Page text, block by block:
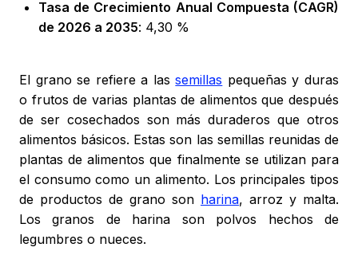
Tasa de Crecimiento Anual Compuesta (CAGR)
de 2026 a 2035: 4,30 %
El grano se refiere a lassemillas pequeñas y duras
o frutos de varias plantas de alimentos que después
de ser cosechados son más duraderos que otros
alimentos básicos. Estas son las semillas reunidas de
plantas de alimentos que finalmente se utilizan para
el consumo como un alimento. Los principales tipos
de productos de grano son harina, arroz y malta.
Los granos de harina son polvos hechos de
legumbres o nueces.